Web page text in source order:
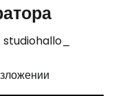
studiohallo_